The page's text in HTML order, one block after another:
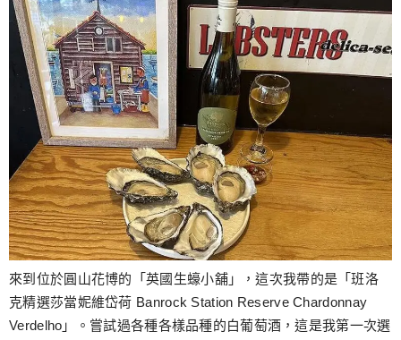
來到位於圓山花博的「英國生蠔小舖」，這次我帶的是「班洛
克精選莎當妮維岱荷 Banrock Station Reserve Chardonnay
Verdelho」。嘗試過各種各樣品種的白葡萄酒，這是我第一次選